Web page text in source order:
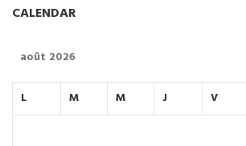
CALENDAR
août 2026
L M M J V